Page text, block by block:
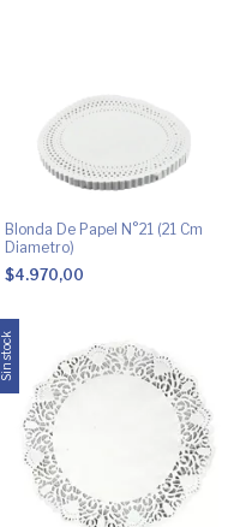
Blonda De Papel N°21 (21 Cm
Diametro)
$4.970,00
Sin stock